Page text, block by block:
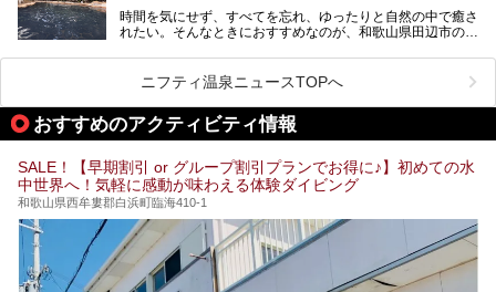
この記事は大江戸温泉物語Premium 白浜彩朝楽のPR記事で
す。
浜温泉を訪れるなら外せない観光スポットも合わせてご紹介
します。
時間を気にせず、すべてを忘れ、ゆったりと自然の中で癒さ
れたい。そんなときにおすすめなのが、和歌山県田辺市の
の豊かな山々を眺めながら、どんどん期待が膨らみますよ。
「わたらせ温泉」では、温泉に入れるだけではなく、地元の
特産品を使った食事をいただける「露天食堂」でお腹も満た
すことができます。ぜひチェックしてくださいね。
ニフティ温泉ニュースTOPへ
おすすめのアクティビティ情報
SALE！【早期割引 or グループ割引プランでお得に♪】初めての水
中世界へ！気軽に感動が味わえる体験ダイビング
和歌山県西牟婁郡白浜町臨海410-1